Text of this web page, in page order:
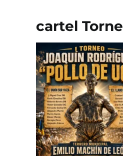
cartel